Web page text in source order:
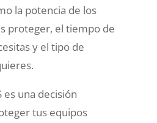
la potencia de los
proteger, el tiempo de
y el tipo de
es una decisión
tus equipos